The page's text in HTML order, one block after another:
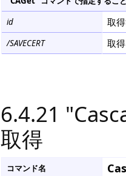
id
取
/SAVECERT 取
6.4.21
取得
コマンド名